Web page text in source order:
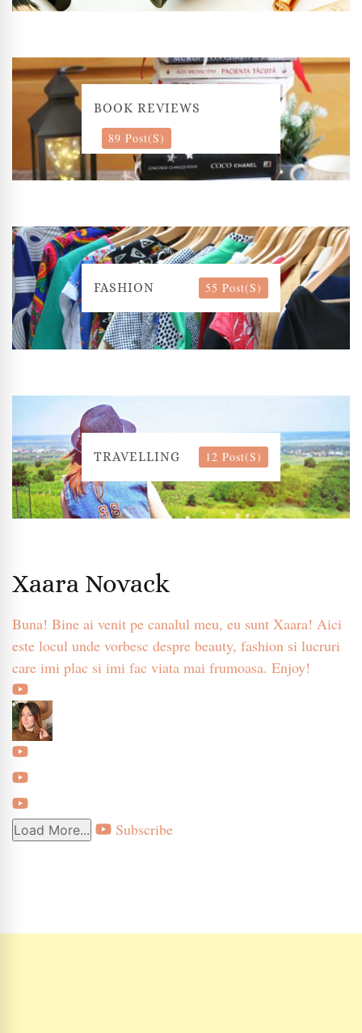
BOOK REVIEWS
89 Post(s)
FASHION 55 Post(s)
TRAVELLING 12 Post(s)
Xaara Novack
Buna! Bine ai venit pe canalul meu, eu sunt Xaara! Aici
este locul unde vorbesc despre beauty, fashion si lucruri
care imi plac si imi fac viata mai frumoasa. Enjoy!
Load More... Subscribe